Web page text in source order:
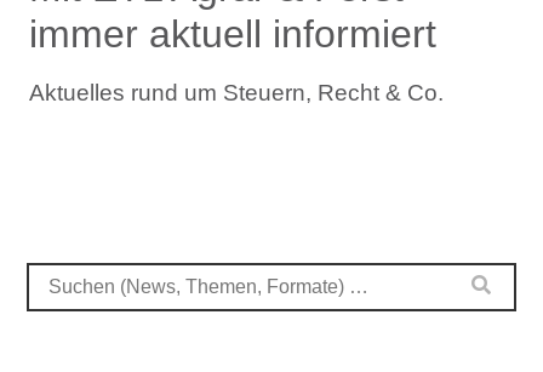
immer aktuell informiert
Aktuelles rund um Steuern, Recht & Co.